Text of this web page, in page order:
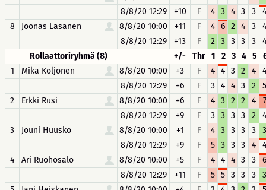
8/8/20 12:29
+10 F 4 3 4 3 3
4
8
Joonas Lasanen 8/8/20 10:00 +11 F 4 6 2 4 3
4
8/8/20 12:29
+13 F 2 3 3 3 3
4
Rollaattoriryhmä (8)
+/- Thr 1 2 3 4 5
1
Mika Koljonen 8/8/20 10:00 +3 F 4 4 3 2 4
4
8/8/20 12:29
+6 F 3 4 4 3 2
5
2
Erkki Rusi 8/8/20 10:00 +6 F 4 3 2 2 4
7
8/8/20 12:29
+9 F 3 3 3 3 2
4
3
Jouni Huusko 8/8/20 10:00 +1 F 4 3 3 3 3
3
8/8/20 12:29
+9 F 5 3 3 3 4
4
4
Ari Ruohosalo 8/8/20 10:00 +5 F 4 4 4 3 3
6
8/8/20 12:29
+11 F 5 5 3 3 3
3